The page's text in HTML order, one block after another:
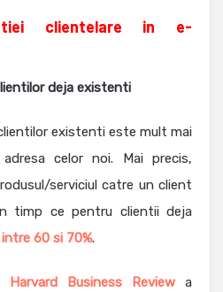
clientelare in e-
deja existenti
existenti este mult mai
celor noi. Mai precis,
serviciul catre un client
timp ce pentru clientii deja
60 si 70%.
Harvard Business Review a